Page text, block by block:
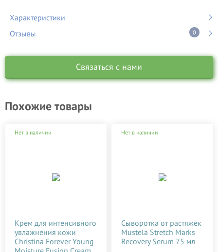
Характеристики
Отзывы
0
Связаться с нами
Похожие товары
Нет в наличии
Крем для интенсивного
увлажнения кожи
Christina Forever Young
Нет в наличии
Сыворотка от растяжек
Mustela Stretch Marks
Recovery Serum 75 мл